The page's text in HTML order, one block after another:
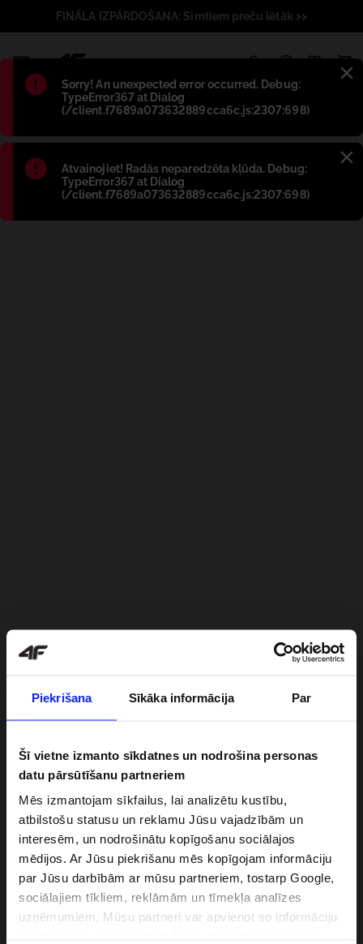
Piekrišana Sīkāka informācija Par
Šī vietne izmanto sīkdatnes un nodrošina personas
datu pārsūtīšanu partneriem
Mēs izmantojam sīkfailus, lai analizētu kustību,
atbilstošu statusu un reklamu Jūsu vajadzībām un
interesēm, un nodrošinātu kopīgošanu sociālajos
mēdijos. Ar Jūsu piekrišanu mēs kopīgojam informāciju
par Jūsu darbībām ar mūsu partneriem, tostarp Google,
sociālajiem tīkliem, reklāmām un tīmekļa analīzes
uzņēmumiem. Mūsu partneri var apvienot so informāciju
Błąd:
Sorry! An unexpected error occurred. Debug:
TypeError367 at Dialog
(/client.f7689a073632889cca6c.js:2307:698)
Błąd:
Atvainojiet! Radās neparedzēta kļūda. Debug:
TypeError367 at Dialog
(/client.f7689a073632889cca6c.js:2307:698)
FINĀLA IZPĀRDOŠANA: Simtiem preču lētāk >>